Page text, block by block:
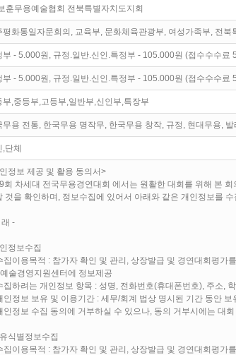
훈무용예술협회 전북특별자치도지회
평화통일자문회의, 교육부, 문화체육관광부, 여성가족부, 전
부 - 5.000원, 규정.일반.신인.특정부 - 105.000원 (접수수수료
부 - 5.000원, 규정.일반.신인.특정부 - 105.000원 (접수수수료
부,중등부,고등부,일반부,신인부,특장부
무용 전통, 한국무용 명작무, 한국무용 창작, 규정, 현대무용, 발
단체
정보 제공 및 활용 동의서>
회 차세대 전국무용경연대회 에서는 원활한 대회를 위해 본
것을 확인하며, 정보수집에 있어서 아래와 같은 개인정보를
-
정보수집
집이용목적 : 참가자 확인 및 관리, 상장발급 및 경연대회평가
술경영지원센터에 정보제공
집하려는 개인정보 항목 : 성명, 전화번호(휴대폰번호), 주소,
인정보 보유 및 이용기간 : 세무/회계 법상 명시된 기간 동안 보
인정보 수집 동의에 거부하실 수 있으나, 동의 거부시에는 대
식별정보수집
집이용목적 : 참가자 확인 및 관리, 상장발급 및 경연대회평가